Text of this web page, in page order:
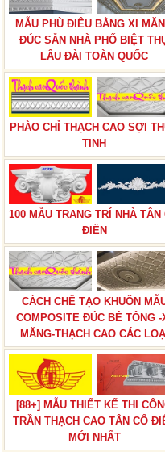
MẪU PHÙ ĐIÊU BẰNG XI
ĐÚC SẴN NHÀ PHỐ BIỆT
LÂU ĐÀI TOÀN QUỐC
PHÀO CHỈ THẠCH CAO SỢI
TINH
100 MẪU TRANG TRÍ NHÀ TÂN
ĐIỂN
CÁCH CHẾ TẠO KHUÔN
COMPOSITE ĐÚC BÊ TÔNG -
MĂNG-THẠCH CAO CÁC LOẠI
[88+] MẪU THIẾT KẾ THI
TRẦN THẠCH CAO TÂN CỔ
MỚI NHẤT